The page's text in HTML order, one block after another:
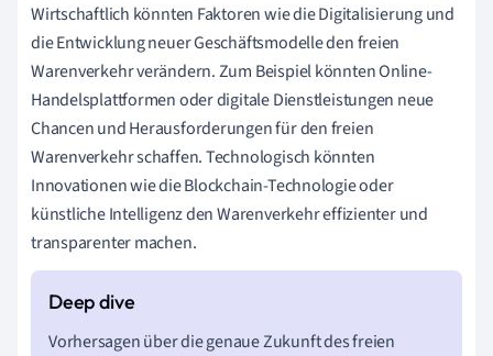
Wirtschaftlich könnten Faktoren wie die Digitalisierung und
die Entwicklung neuer Geschäftsmodelle den freien
Warenverkehr verändern. Zum Beispiel könnten Online-
Handelsplattformen oder digitale Dienstleistungen neue
Chancen und Herausforderungen für den freien
Warenverkehr schaffen. Technologisch könnten
Innovationen wie die Blockchain-Technologie oder
künstliche Intelligenz den Warenverkehr effizienter und
transparenter machen.
Vorhersagen über die genaue Zukunft des freien